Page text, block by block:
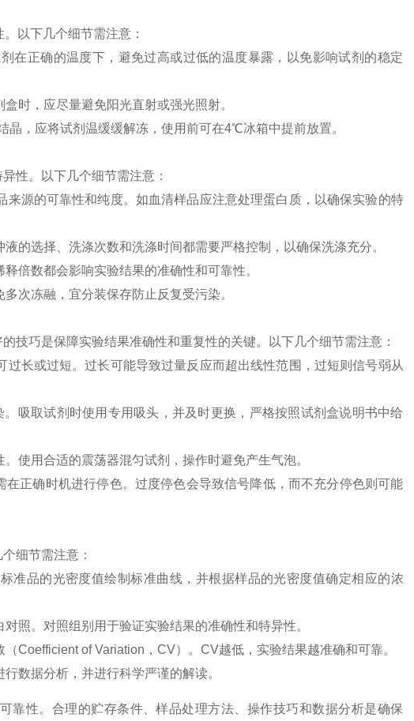
。 以下几个细节需注意：
剂在正确的温度下 ， 避免过高或过低的温度暴露 ， 以免影响试剂 的稳定
盒时， 应尽量避免阳光直射或强光照射。
晶 ， 应将试剂 温缓缓解冻， 使用前可在4℃冰箱中提前放置。
异性。 以下几个细节需注意：
来源的可靠性和纯度。 如血清样品应注意处理蛋白 质， 以确保实验的特
液的选择 洗涤次数和洗涤时间都需要严格控制 ， 以确保洗涤充分。
释倍数都会影响实验结果的准确性和可靠性。
多次冻融 ， 宜分装保存防止 反复受污染。
的技巧是保障实验结果准确性和重复性的关键。 以下几个细节需注意：
过长或过短。过长可能导致过量反 应而超出线性范围 ， 过短则信号弱从
。 吸取试剂 时使用 专用 吸头 ，并及 时更换 ， 严格按照试剂盒说明书中给
。 使用合适的震荡器混匀试剂 ， 操作时避免产生气泡。
在正确时机进行停色。 过度停色会导致信号降低， 而不充分停色则可能
个细节需注意：
标准品的光密度值绘制标准曲线 ，并根据样品的光密度值确定相 应的浓
对照 。 对照组 别 用于验证实验结果的准确性和特异性。
（CoefficientofVariation ， CV）。 CV越低， 实验结果越准确和可靠。
行数据分析，并进行科学严谨的解读。
靠性。合理的贮存条件、样品处理方法、操作技巧和数据分析是确保